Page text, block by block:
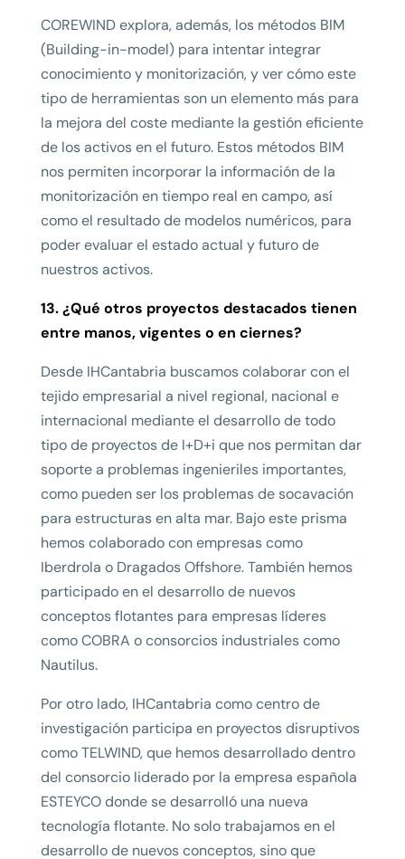
COREWIND explora, además, los métodos BIM
(Building-in-model) para intentar integrar
conocimiento y monitorización, y ver cómo este
tipo de herramientas son un elemento más para
la mejora del coste mediante la gestión eficiente
de los activos en el futuro. Estos métodos BIM
nos permiten incorporar la información de la
monitorización en tiempo real en campo, así
como el resultado de modelos numéricos, para
poder evaluar el estado actual y futuro de
nuestros activos.
13. ¿Qué otros proyectos destacados tienen
entre manos, vigentes o en ciernes?
Desde IHCantabria buscamos colaborar con el
tejido empresarial a nivel regional, nacional e
internacional mediante el desarrollo de todo
tipo de proyectos de I+D+i que nos permitan dar
soporte a problemas ingenieriles importantes,
como pueden ser los problemas de socavación
para estructuras en alta mar. Bajo este prisma
hemos colaborado con empresas como
Iberdrola o Dragados Offshore. También hemos
participado en el desarrollo de nuevos
conceptos flotantes para empresas líderes
como COBRA o consorcios industriales como
Nautilus.
Por otro lado, IHCantabria como centro de
investigación participa en proyectos disruptivos
como TELWIND, que hemos desarrollado dentro
del consorcio liderado por la empresa española
ESTEYCO donde se desarrolló una nueva
tecnología flotante. No solo trabajamos en el
desarrollo de nuevos conceptos, sino que